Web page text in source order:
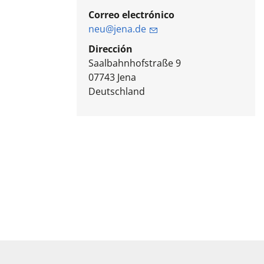
Correo electrónico
neu@jena.de
Dirección
Saalbahnhofstraße 9
07743 Jena
Deutschland